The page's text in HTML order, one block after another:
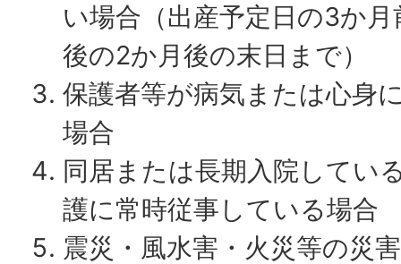
い場合（出産予定日の3か
後の2か月後の末日まで）
保護者等が病気または心身
場合
同居または長期入院してい
護に常時従事している場合
震災・風水害・火災等の災